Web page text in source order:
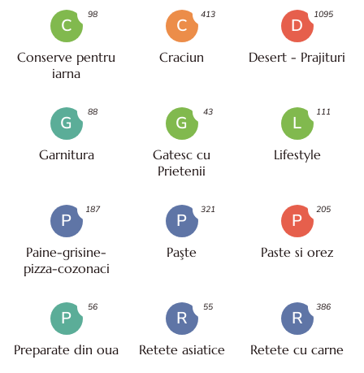
C
Conserve pentru
iarna
98
C
Craciun
413
D
Desert - Prajituri
1095
G
Garnitura
88
G
Gatesc cu
Prietenii
43
L
Lifestyle
111
P
Paine-grisine-
pizza-cozonaci
187
P
Paşte
321
P
Paste si orez
205
P
Preparate din oua
56
R
Retete asiatice
55
R
Retete cu carne
386